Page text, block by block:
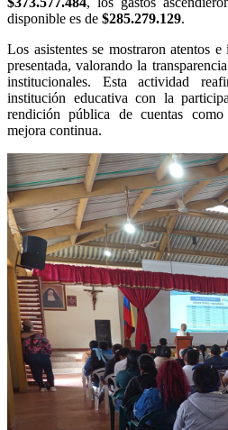
disponible es de $285.279.129.
Los asistentes se mostraron atentos
presentada, valorando la
institucionales. Esta actividad
institución educativa con la
rendición pública de cuentas
mejora continua.